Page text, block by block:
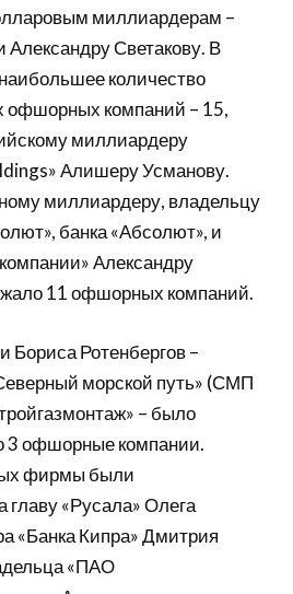
миллиардерам –
Светакову. В
количество
офшорных компаний – 15,
миллиардеру
Алишеру Усманову.
миллиардеру, владельцу
банка «Абсолют», и
Александру
11 офшорных компаний.
Бориса Ротенбергов –
морской путь» (СМП
– было
3 офшорные компании.
фирмы были
главу «Русала» Олега
«Банка Кипра» Дмитрия
«ПАО